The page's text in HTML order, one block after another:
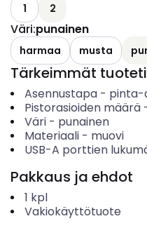
1 2
Väri:punainen
harmaa musta
Tärkeimmät
Asennustapa- pinta-
Pistorasioiden määrä
Väri- punainen
Materiaali- muovi
USB-A porttien
Pakkaus ja ehdot
1 kpl
Vakiokäyttötuote